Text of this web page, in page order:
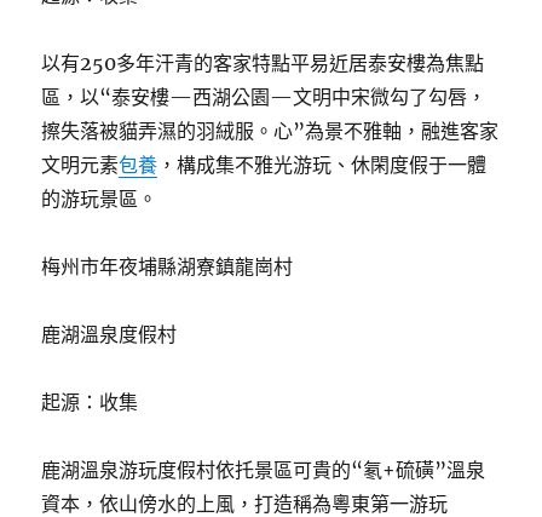
以有250多年汗青的客家特點平易近居泰安樓為焦點
區，以“泰安樓—西湖公園—文明中宋微勾了勾唇，
擦失落被貓弄濕的羽絨服。心”為景不雅軸，融進客家
文明元素包養 ，構成集不雅光游玩、休閑度假于一體
的游玩景區。
梅州市年夜埔縣湖寮鎮龍崗村
鹿湖溫泉度假村
起源：收集
鹿湖溫泉游玩度假村依托景區可貴的“氡+硫磺”溫泉
資本，依山傍水的上風，打造稱為粵東第一游玩